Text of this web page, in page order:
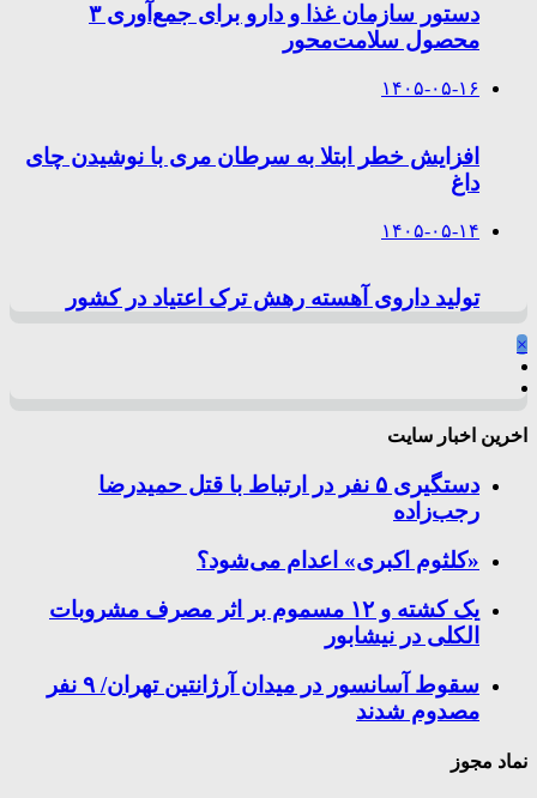
دستور سازمان غذا و دارو برای جمع‌آوری ۳
محصول سلامت‌محور
۱۴۰۵-۰۵-۱۶
افزایش خطر ابتلا به سرطان مری با نوشیدن چای
داغ
۱۴۰۵-۰۵-۱۴
تولید داروی آهسته رهش ترک اعتیاد در کشور
×
اخرین اخبار سایت
دستگیری ۵ نفر در ارتباط با قتل حمیدرضا
رجب‌زاده
«کلثوم اکبری» اعدام می‌شود؟
یک کشته و ۱۲ مسموم بر اثر مصرف مشروبات
الکلی در نیشابور
سقوط آسانسور در میدان آرژانتین تهران/ ۹ نفر
مصدوم شدند
نماد مجوز